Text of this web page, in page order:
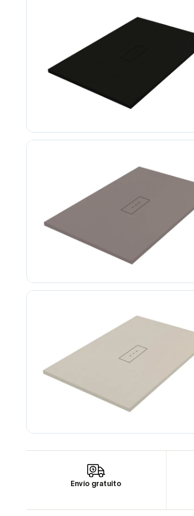
Envío gratuito